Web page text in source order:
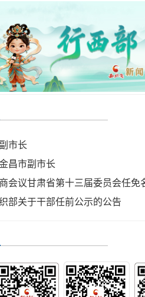
市长
昌市副市长
会议甘肃省第十三届委员会任免
部关于干部任前公示的公告